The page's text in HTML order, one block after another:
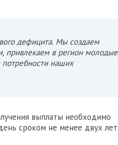
дефицита. Мы создаем
привлекаем в регион молодые
наших
выплаты необходимо
сроком не менее двух лет